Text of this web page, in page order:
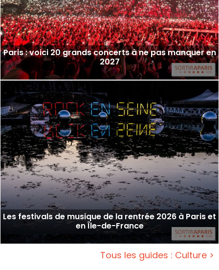
Paris : voici 20 grands concerts à ne pas manquer en
2027
Les festivals de musique de la rentrée 2026 à Paris et
en Île-de-France
Tous les guides : Culture >